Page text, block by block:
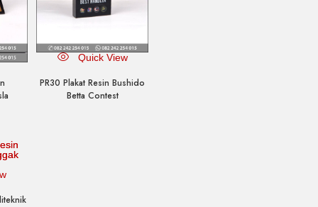
Quick View
PR30 Plakat Resin Bushido
Betta Contest